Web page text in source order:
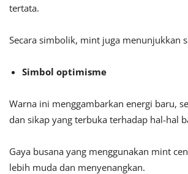
tertata.
Secara simbolik, mint juga menunjukkan
Simbol optimisme
Warna ini menggambarkan energi baru,
dan sikap yang terbuka terhadap hal-hal
Gaya busana yang menggunakan mint
lebih muda dan menyenangkan.